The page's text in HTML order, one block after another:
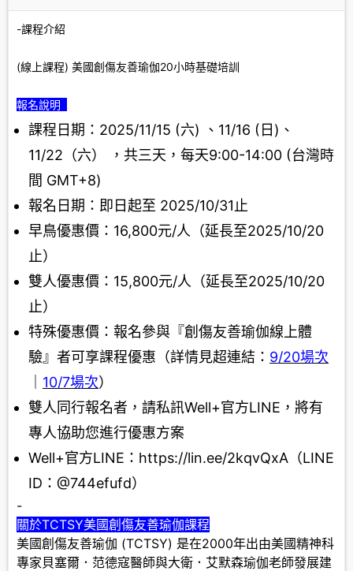
-課程介紹
(線上課程) 美國創傷友善瑜伽20小時基礎培訓
報名說明
課程日期：2025/11/15 (六) 、11/16 (日)、
11/22（六） ，共三天，每天9:00-14:00 (台灣時
間 GMT+8)
報名日期：即日起至 2025/10/31止
早鳥優惠價：16,800元/人（延長至2025/10/20
止）
雙人優惠價：15,800元/人（延長至2025/10/20
止）
特殊優惠價：報名參與『創傷友善瑜伽線上體
驗』者可享課程優惠（詳情見超連結： 9/20場次
10/7場次）
雙人同行報名者，請私訊Well+官方LINE，將有
專人協助您進行優惠方案
Well+官方LINE：https://lin.ee/2kqvQxA（LINE
ID：@744efufd）
-
關於TCTSY美國創傷友善瑜伽課程
美國創傷友善瑜伽 (TCTSY) 是在2000年出由美國精神科
專家貝塞爾．范德寇醫師與大衛．艾默森瑜伽老師發展建